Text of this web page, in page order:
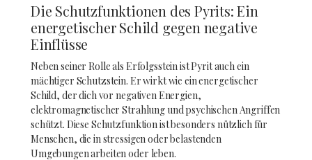
Die Schutzfunktionen des Pyrits: Ein
energetischer Schild gegen negative
Einflüsse
Neben seiner Rolle als Erfolgsstein ist Pyrit auch ein
mächtiger Schutzstein. Er wirkt wie ein energetischer
Schild, der dich vor negativen Energien,
elektromagnetischer Strahlung und psychischen Angriffen
schützt. Diese Schutzfunktion ist besonders nützlich für
Menschen, die in stressigen oder belastenden
Umgebungen arbeiten oder leben.